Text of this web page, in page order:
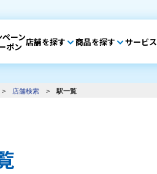
ーン
ポン 店舗を探す 商品を探す サービス
> 店舗検索 > 駅一覧